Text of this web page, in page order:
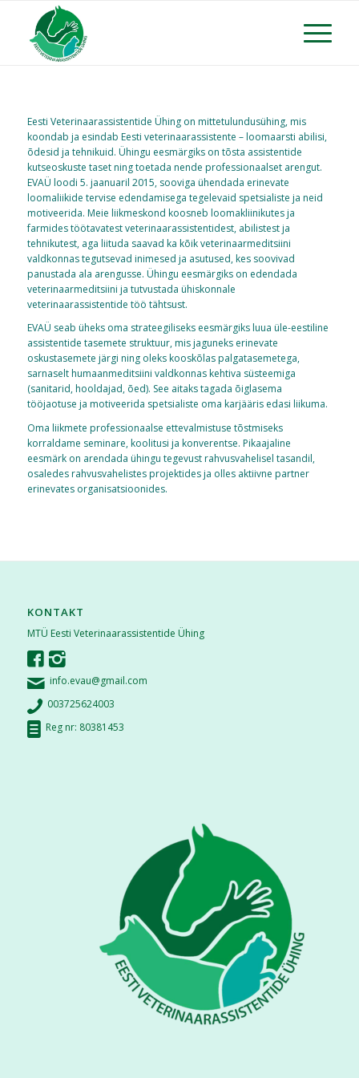
Eesti Veterinaarassistentide Ühing on mittetulundusühing, mis
koondab ja esindab Eesti veterinaarassistente – loomaarsti abilisi,
õdesid ja tehnikuid. Ühingu eesmärgiks on tõsta assistentide
kutseoskuste taset ning toetada nende professionaalset arengut.
EVAÜ loodi 5. jaanuaril 2015, sooviga ühendada erinevate
loomaliikide tervise edendamisega tegelevaid spetsialiste ja neid
motiveerida. Meie liikmeskond koosneb loomakliinikutes ja
farmides töötavatest veterinaarassistentidest, abilistest ja
tehnikutest, aga liituda saavad ka kõik veterinaarmeditsiini
valdkonnas tegutsevad inimesed ja asutused, kes soovivad
panustada ala arengusse. Ühingu eesmärgiks on edendada
veterinaarmeditsiini ja tutvustada ühiskonnale
veterinaarassistentide töö tähtsust.
EVAÜ seab üheks oma strateegiliseks eesmärgiks luua üle-eestiline
assistentide tasemete struktuur, mis jaguneks erinevate
oskustasemete järgi ning oleks kooskõlas palgatasemetega,
sarnaselt humaanmeditsiini valdkonnas kehtiva süsteemiga
(sanitarid, hooldajad, õed). See aitaks tagada õiglasema
tööjaotuse ja motiveerida spetsialiste oma karjääris edasi liikuma.
Oma liikmete professionaalse ettevalmistuse tõstmiseks
korraldame seminare, koolitusi ja konverentse. Pikaajaline
eesmärk on arendada ühingu tegevust rahvusvahelisel tasandil,
osaledes rahvusvahelistes projektides ja olles aktiivne partner
erinevates organisatsioonides.
KONTAKT
MTÜ Eesti Veterinaarassistentide Ühing
info.evau@gmail.com
003725624003
Reg nr: 80381453